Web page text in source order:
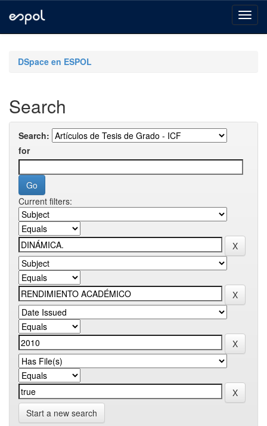
navigationDSpace en ESPOL
Search
Search:
for
Current filters:
Start a new search